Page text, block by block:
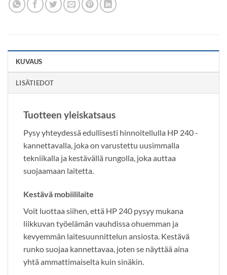
KUVAUS
LISÄTIEDOT
Tuotteen yleiskatsaus
Pysy yhteydessä edullisesti hinnoitellulla HP 240 -
kannettavalla, joka on varustettu uusimmalla
tekniikalla ja kestävällä rungolla, joka auttaa
suojaamaan laitetta.
Kestävä mobiililaite
Voit luottaa siihen, että HP 240 pysyy mukana
liikkuvan työelämän vauhdissa ohuemman ja
kevyemmän laitesuunnittelun ansiosta. Kestävä
runko suojaa kannettavaa, joten se näyttää aina
yhtä ammattimaiselta kuin sinäkin.